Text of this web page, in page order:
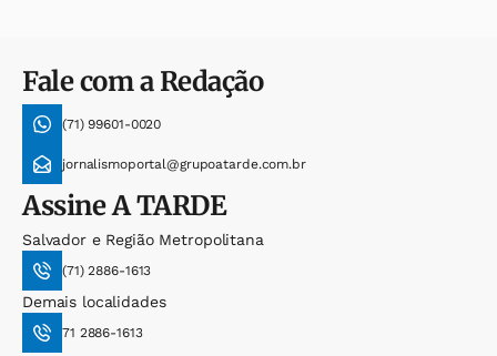
Fale com a Redação
(71) 99601-0020
jornalismoportal@grupoatarde.com.br
AssineA TARDE
Salvador e Região Metropolitana
(71) 2886-1613
Demais localidades
71 2886-1613